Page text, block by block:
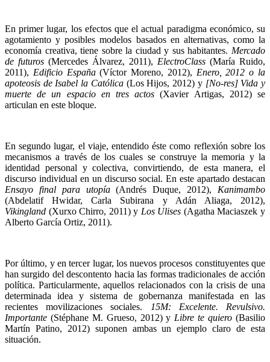
En primer lugar, los efectos que el actual paradigma económico, su
agotamiento y posibles modelos basados en alternativas, como la
economía creativa, tiene sobre la ciudad y sus habitantes. Mercado
de futuros (Mercedes Álvarez, 2011), ElectroClass (María Ruido,
2011), Edificio España(Víctor Moreno, 2012), Enero, 2012 o la
apoteosis de Isabel la Católica(Los Hijos, 2012) y [No-res] Vida y
muerte de un espacio en tres actos (Xavier Artigas, 2012) se
articulan en este bloque.
En segundo lugar, el viaje, entendido éste como reflexión sobre los
mecanismos a través de los cuales se construye la memoria y la
identidad personal y colectiva, convirtiendo, de esta manera, el
discurso individual en un discurso social. En este apartado destacan
Ensayo final para utopía(Andrés Duque, 2012), Kanimambo
(Abdelatif Hwidar, Carla Subirana y Adán Aliaga, 2012),
Vikingland (Xurxo Chirro, 2011) y Los Ulises (Agatha Maciaszek y
Alberto García Ortiz, 2011).
Por último, y en tercer lugar, los nuevos procesos constituyentes que
han surgido del descontento hacia las formas tradicionales de acción
política. Particularmente, aquellos relacionados con la crisis de una
determinada idea y sistema de gobernanza manifestada en las
recientes movilizaciones sociales.
15M: Excelente. Revulsivo.
Importante (Stéphane M. Grueso, 2012) y Libre te quiero (Basilio
Martín Patino, 2012) suponen ambas un ejemplo claro de esta
situación.